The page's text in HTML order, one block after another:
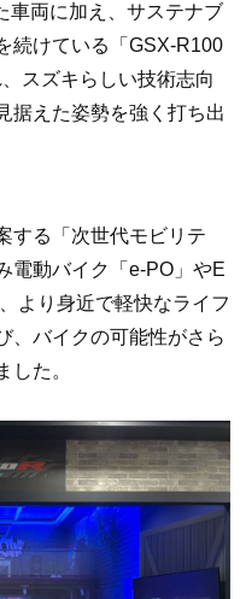
車両に加え、サステナブ
続けている「GSX-R100
スズキらしい技術志向
据えた姿勢を強く打ち出
する「次世代モビリテ
電動バイク「e-PO」やE
より身近で軽快なライフ
、バイクの可能性がさら
した。